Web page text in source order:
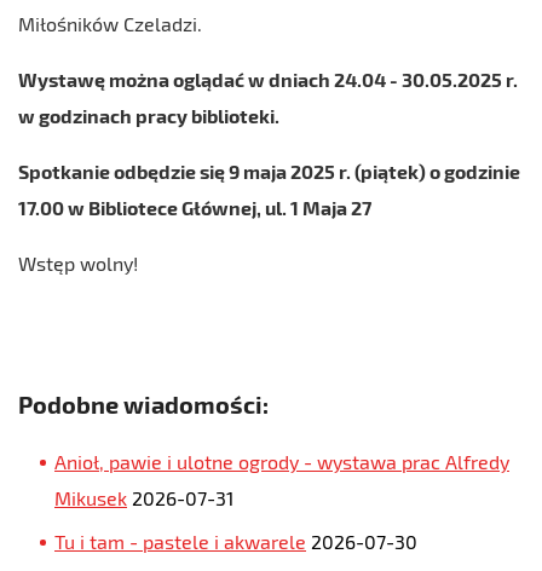
Miłośników Czeladzi.
Wystawę można oglądać w dniach 24.04 - 30.05.2025 r.
w godzinach pracy biblioteki.
Spotkanie odbędzie się 9 maja 2025 r. (piątek) o godzinie
17.00 w Bibliotece Głównej, ul. 1 Maja 27
Wstęp wolny!
Podobne wiadomości:
Anioł, pawie i ulotne ogrody - wystawa prac Alfredy
Mikusek 2026-07-31
Tu i tam - pastele i akwarele 2026-07-30